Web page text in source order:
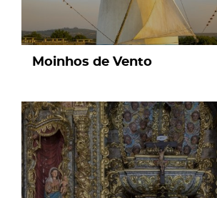
Moinhos de Vento
page